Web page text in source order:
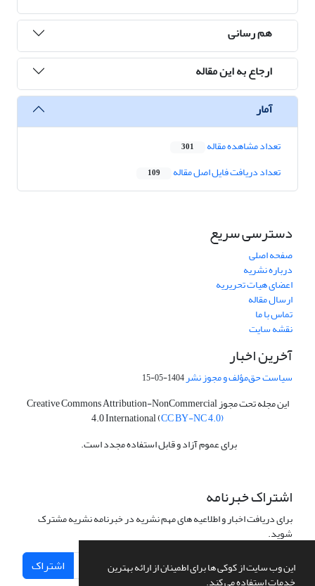
این وب سایت از کوکی ها برای اطمینان از ارائه بهترین
خدمات استفاده می کند.
هم رسانی
ارجاع به این مقاله
آمار
تعداد مشاهده مقاله 301
تعداد دریافت فایل اصل مقاله 109
دسترسی سریع
صفحه اصلی
درباره نشریه
اعضای هیات تحریریه
ارسال مقاله
تماس با ما
نقشه سایت
آخرین اخبار
سیاست حق‌مؤلف و مجوز نشر1404-05-15
این مجله تحت مجوز Creative Commons Attribution-NonCommercial
4.0 International (CC BY-NC 4.0)
برای عموم آزاد و قابل استفاده مجدد است.
اشتراک خبرنامه
برای دریافت اخبار و اطلاعیه های مهم نشریه در خبرنامه نشریه مشترک
شوید.
اشتراک